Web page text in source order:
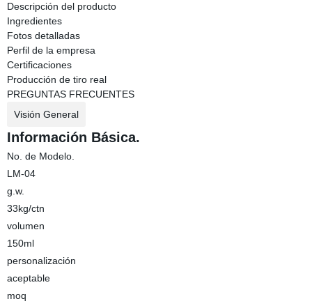
Descripción del producto
Ingredientes
Fotos detalladas
Perfil de la empresa
Certificaciones
Producción de tiro real
PREGUNTAS FRECUENTES
Visión General
Información Básica.
No. de Modelo.
LM-04
g.w.
33kg/ctn
volumen
150ml
personalización
aceptable
moq